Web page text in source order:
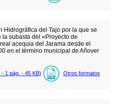
Hidrográfica del Tajo por la que se
subasta del «Proyecto de
acequia del Jarama desde el
en el término municipal de Añover
- 1 pág. - 45 KB) Otros formatos